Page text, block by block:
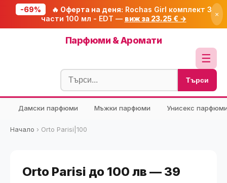
-69% 🔥 Оферта на деня: Rochas Girl комплект 3
части 100 мл - EDT — виж за 23.25 € → ×
Парфюми & Аромати
☰
Блог
🧮 Калкулатори
🔍 Намери продукт
Търси
Дамски парфюми Мъжки парфюми Унисекс
Начало › Orto Parisi|100
Orto Parisi до 100 лв — 39